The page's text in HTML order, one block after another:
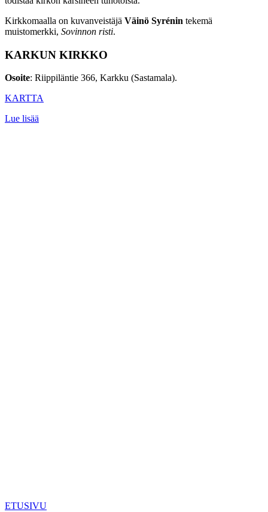
Kirkkomaalla on kuvanveistäjä Väinö Syrénin tekemä
muistomerkki, Sovinnon risti.
KARKUN KIRKKO
Osoite: Riippiläntie 366, Karkku (Sastamala).
KARTTA
Lue lisää
ETUSIVU